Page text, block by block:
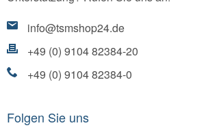
info@tsmshop24.de
+49 (0) 9104 82384-20
+49 (0) 9104 82384-0
Folgen Sie uns